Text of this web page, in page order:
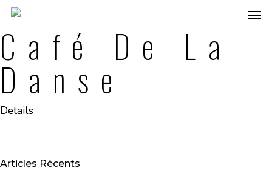
Café De La
Danse
Details
Articles Récents